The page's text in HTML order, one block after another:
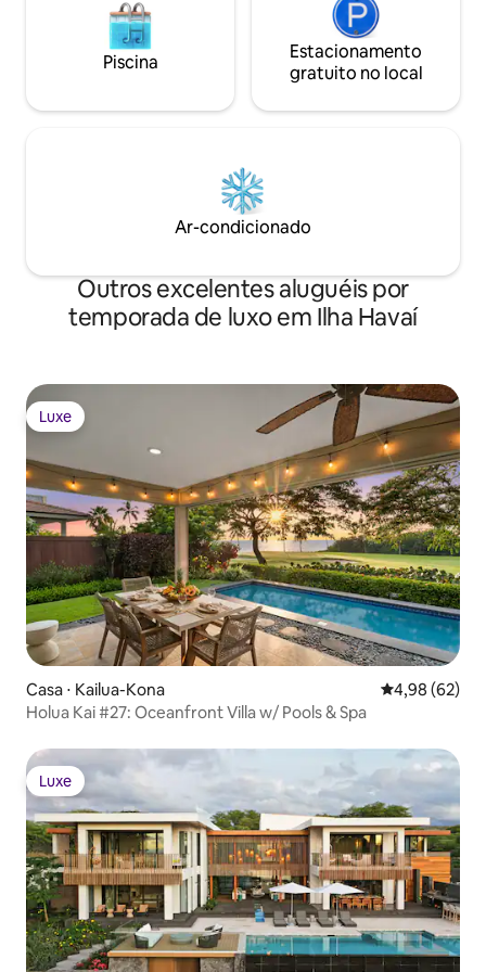
Piscina
Estacionamento
gratuito no local
Ar-condicionado
Outros excelentes aluguéis por
temporada de luxo em Ilha Havaí
Luxe
Luxe
Casa ⋅ Kailua-Kona 4,98 de uma
4,98 (62)
Holua Kai #27: Oceanfront Villa w/ Pools & Spa
Luxe
Luxe